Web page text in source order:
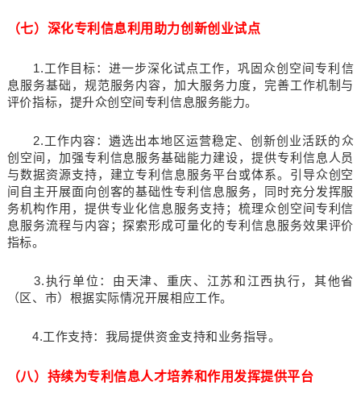
（七）深化专利信息利用助力创新创业试点
1.工作目标：进一步深化试点工作，巩固众创空间专利信
息服务基础，规范服务内容，加大服务力度，完善工作机制与
评价指标，提升众创空间专利信息服务能力。
2.工作内容：遴选出本地区运营稳定、创新创业活跃的众
创空间，加强专利信息服务基础能力建设，提供专利信息人员
与数据资源支持，建立专利信息服务平台或体系。引导众创空
间自主开展面向创客的基础性专利信息服务，同时充分发挥服
务机构作用，提供专业化信息服务支持；梳理众创空间专利信
息服务流程与内容；探索形成可量化的专利信息服务效果评价
指标。
3.执行单位：由天津、重庆、江苏和江西执行，其他省
（区、市）根据实际情况开展相应工作。
4.工作支持：我局提供资金支持和业务指导。
（八）持续为专利信息人才培养和作用发挥提供平台